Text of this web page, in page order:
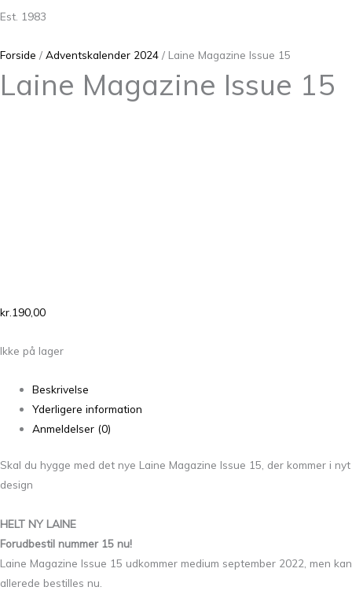
Est. 1983
Forside / Adventskalender 2024 / Laine Magazine Issue 15
Laine Magazine Issue 15
kr. 190,00
Ikke på lager
Beskrivelse
Yderligere information
Anmeldelser (0)
Skal du hygge med det nye Laine Magazine Issue 15, der kommer i nyt
design
HELT NY LAINE
Forudbestil nummer 15 nu!
Laine Magazine Issue 15 udkommer medium september 2022, men kan
allerede bestilles nu.